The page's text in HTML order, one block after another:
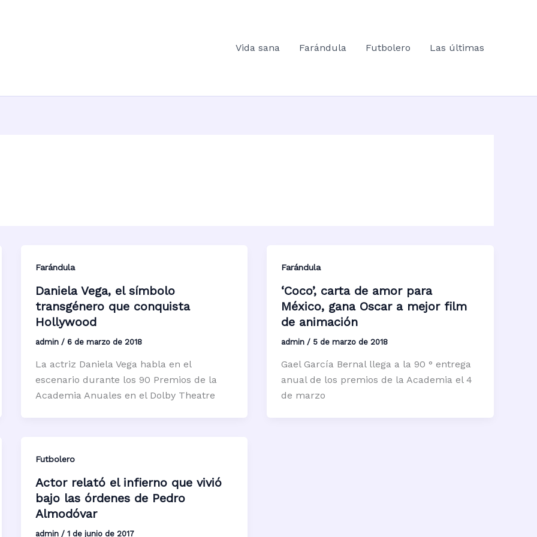
Vida sana
Farándula Futbolero Las últimas
Farándula
Daniela Vega, el símbolo
transgénero que conquista
Hollywood
admin / 6 de marzo de 2018
La actriz Daniela Vega habla en el
escenario durante los 90 Premios de la
Academia Anuales en el Dolby Theatre
Farándula
‘Coco’, carta de amor para
México, gana Oscar a mejor film
de animación
admin / 5 de marzo de 2018
Gael García Bernal llega a la 90 ° entrega
anual de los premios de la Academia el 4
de marzo
Futbolero
Actor relató el infierno que vivió
bajo las órdenes de Pedro
Almodóvar
admin / 1 de junio de 2017